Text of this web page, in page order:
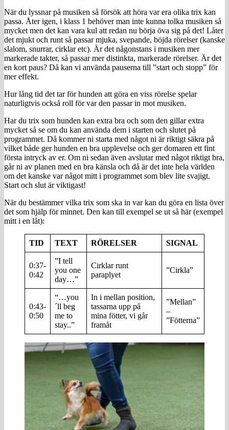
När du lyssnar på musiken så försök att höra var era olika trix kan
passa. Åter igen, i klass 1 behöver man inte kunna tolka musiken så
mycket men det kan vara kul att redan nu börja öva sig på det! Låter
det mjukt och runt så passar mjuka, svepande, böjda rörelser (kanske
slalom, snurrar, cirklar etc). Är det någonstans i musiken mer
markerade takter, så passar mer distinkta, markerade rörelser. Är det
en kort paus? Då kan vi använda pauserna till ”start och stopp” för
mer effekt.
Hur lång tid det tar för hunden att göra en viss rörelse spelar
naturligtvis också roll för var den passar in mot musiken.
Har du trix som hunden kan extra bra och som den gillar extra
mycket så se om du kan använda dem i starten och slutet på
programmet. Då kommer ni starta med något ni är riktigt säkra på
vilket både ger hunden en bra upplevelse och ger domaren ett fint
första intryck av er. Om ni sedan även avslutar med något riktigt bra,
går ni av planen med en bra känsla och då är det inte hela världen
om det kanske var något mitt i programmet som blev lite svajigt.
Start och slut är viktigast!
När du bestämmer vilka trix som ska in var kan du göra en lista över
det som hjälp för minnet. Den kan till exempel se ut så här (exempel
mitt i en låt):
TID TEXT RÖRELSER SIGNAL
0:37-
0:42
”I tell
you one
day…”
Cirklar runt
paraplyet
”Cirkla”
0:43-
0:50
“…you
´ll beg
me to
stay..”
In i mellan position,
tassarna upp på
mina fötter, vi går
framåt
”Mellan”
–
”Fötterna”